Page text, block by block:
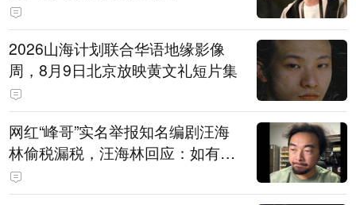
2026山海计划联合华语地缘影像
周，8月9日北京放映黄文礼短片集
网红“峰哥”实名举报知名编剧汪海
林偷税漏税，汪海林回应：如有违
法行为，相关机构自会进行评判和
处理，清者自清，无需一一回应